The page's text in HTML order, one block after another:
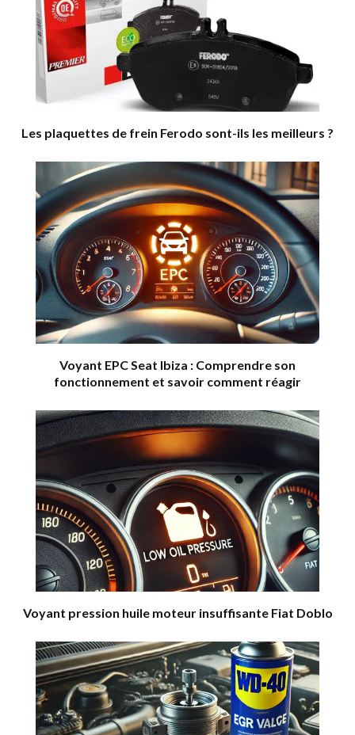
Les plaquettes de frein Ferodo sont-ils les meilleurs ?
Voyant EPC Seat Ibiza : Comprendre son
fonctionnement et savoir comment réagir
Voyant pression huile moteur insuffisante Fiat Doblo